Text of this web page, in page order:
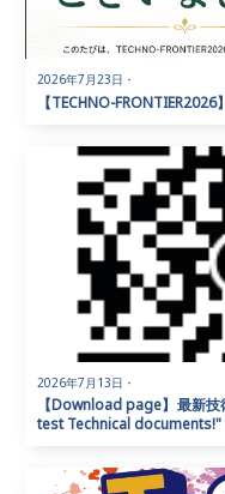
2026年7月23日 ・
【TECHNO-
2026年7月13日 ・
【Download page】最新
test Technical documents!"